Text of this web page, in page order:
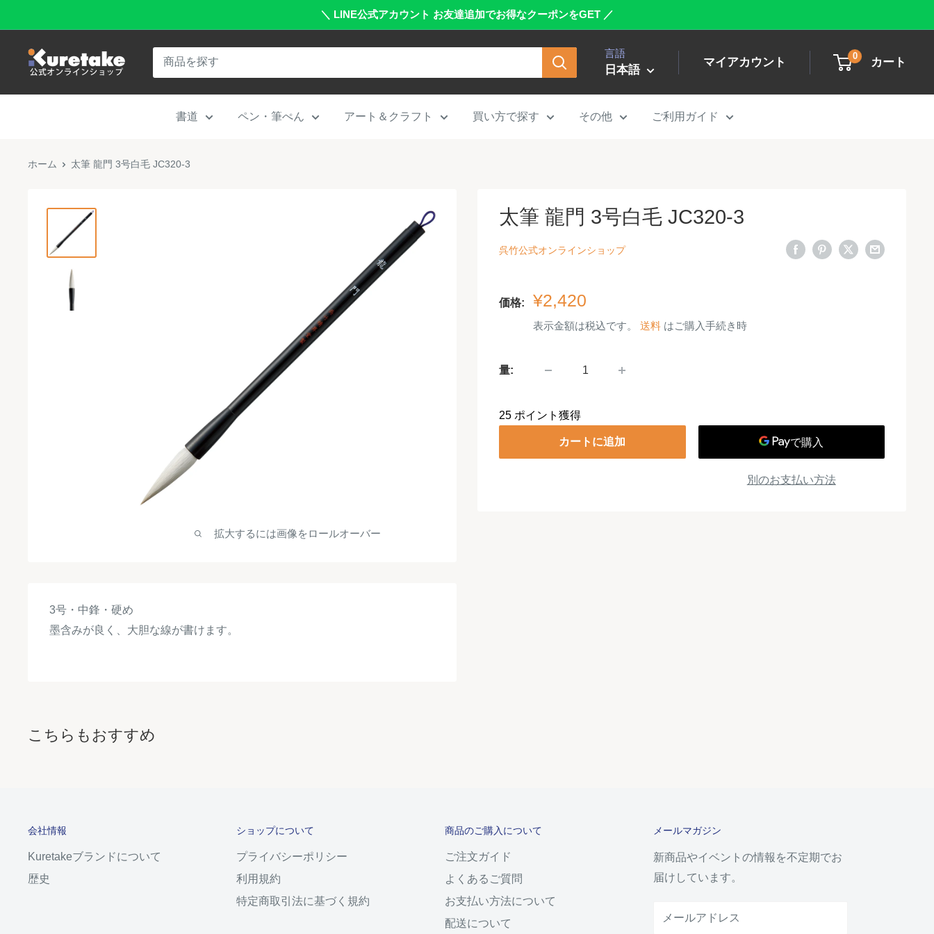
ン
＼ LINE公式アカウント お友達追加でお得なクーポンをGET ／
呉
竹
公
ン
言語
日本語
マイアカウント 0 カート
書道 ペン・筆ぺん アート＆クラフト 買い方で探す その他 ご利用ガイド
ホーム 太筆 龍門 3号白毛 JC320-3
拡大するには画像をロールオーバー
太筆 龍門 3号白毛 JC320-3
呉竹公式オンラインショップ
価格:
販
売
価
¥2,420
表示金額は税込です。 送料 はご購入手続き時
量:
25 ポイント獲得
カートに追加
別のお支払い方法
3号・中鋒・硬め
墨含みが良く、大胆な線が書けます。
こちらもおすすめ
会社情報
Kuretakeブランドについて
歴史
ショップについて
プライバシーポリシー
利用規約
特定商取引法に基づく規約
商品のご購入について
ご注文ガイド
よくあるご質問
お支払い方法について
配送について
メールマガジン
新商品やイベントの情報を不定期でお
届けしています。
メールアドレス